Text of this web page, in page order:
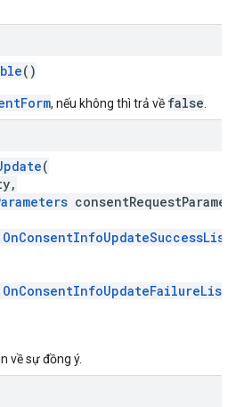
()
, nếu không thì trả về false
(
về sự đồng ý.